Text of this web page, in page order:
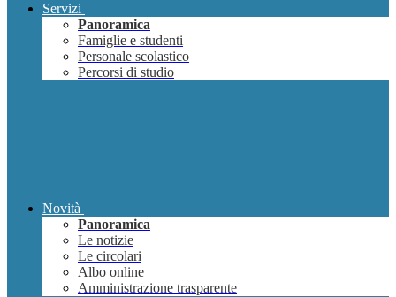
Servizi
Panoramica
Famiglie e studenti
Personale scolastico
Percorsi di studio
Novità
Panoramica
Le notizie
Le circolari
Albo online
Amministrazione trasparente